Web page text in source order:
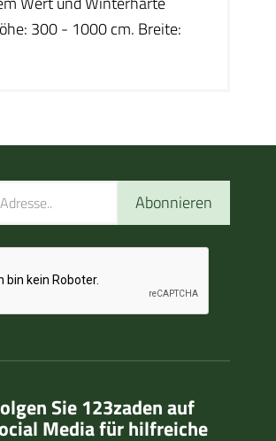
300 - 1000 cm. Breite:
Abonnieren
Sie 123zaden auf
Media für hilfreiche